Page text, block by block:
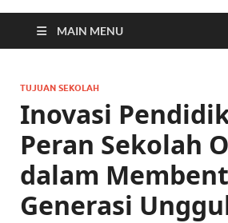
MAIN MENU
TUJUAN SEKOLAH
Inovasi
Peran Sekolah
dalam
Generasi